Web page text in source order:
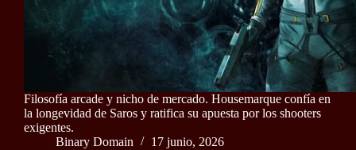
Filosofía arcade y nicho de mercado. Housemarque confía en
la longevidad de Saros y ratifica su apuesta por los shooters
exigentes.
Binary Domain
17 junio, 2026